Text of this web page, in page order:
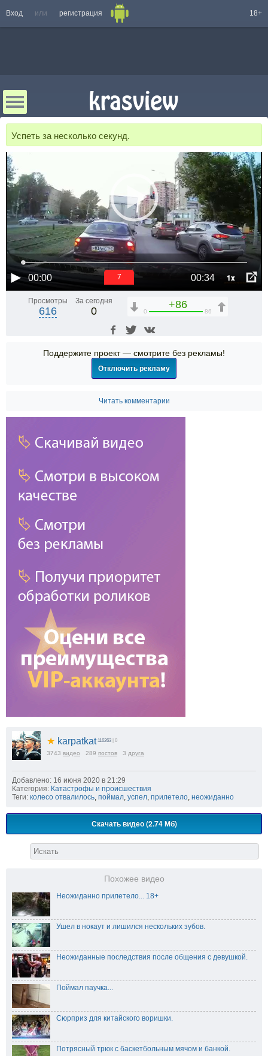
Вход или регистрация 18+
Успеть за несколько секунд.
00:00 00:34 1x
7
Просмотры
616
За сегодня
0
+86
0 86
Поддержите проект — смотрите без рекламы!
Отключить рекламу
Читать комментарии
★ karpatkat 116263 | 0
3743 видео 289 постов 3 друга
Добавлено: 16 июня 2020 в 21:29
Категория: Катастрофы и происшествия
Теги: колесо отвалилось поймал успел прилетело неожиданно
Скачать видео (2.74 Мб)
Похожее видео
Неожиданно прилетело... 18+
Ушел в нокаут и лишился нескольких зубов.
Неожиданные последствия после общения с девушкой.
Поймал паучка...
Сюрприз для китайского воришки.
Потрясный трюк с баскетбольным мячом и банкой.